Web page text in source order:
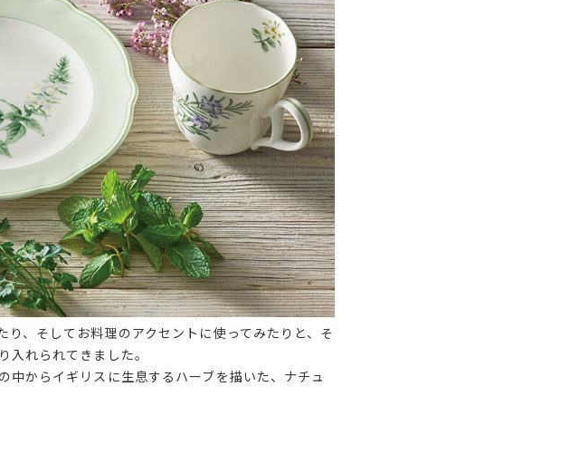
、そしてお料理のアクセントに使ってみたりと、そ
れられてきました。
中からイギリスに生息するハーブを描いた、ナチュ